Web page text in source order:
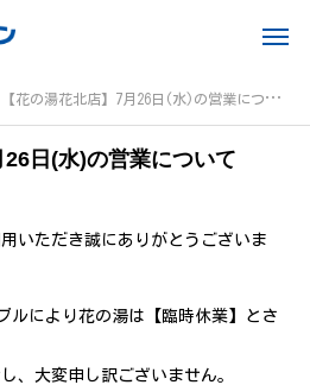
【花の湯花北店】7月26日(水)の営業について
26日(水)の営業について
いただき誠にありがとうございま
ルにより花の湯は【臨時休業】とさ
、大変申し訳ございません。